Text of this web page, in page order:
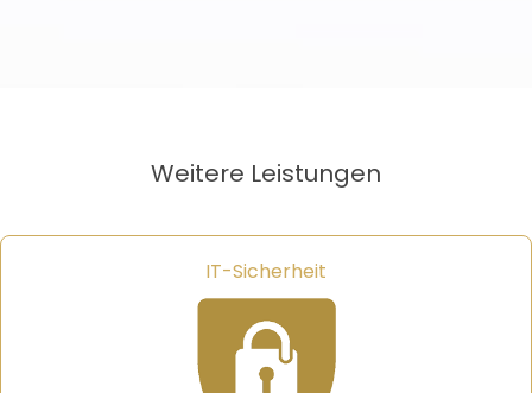
Weitere Leistungen
IT-Sicherheit